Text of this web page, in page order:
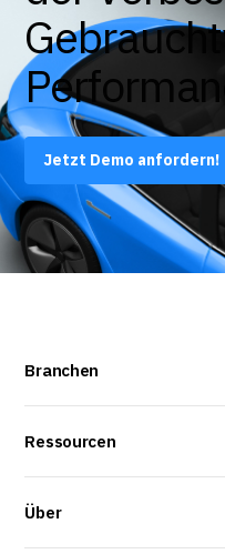
Jetzt Demo anfordern!
Branchen
Ressourcen
Über